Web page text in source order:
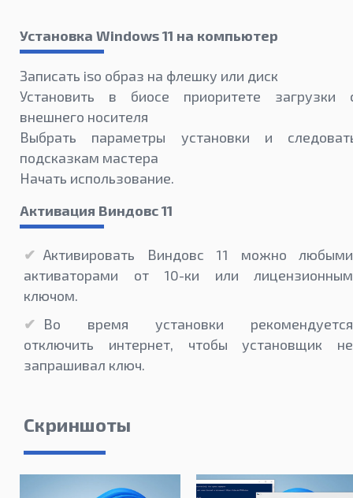
Установка Windows 11 на компьютер
Записать iso образ на флешку или диск
Установить в биосе приоритете загрузки
внешнего носителя
Выбрать параметры установки и
подсказкам мастера
Начать использование.
Активация Виндовс 11
Активировать Виндовс 11 можно любыми
активаторами от 10-ки или лицензионным
ключом.
Во время установки рекомендуется
отключить интернет, чтобы установщик не
запрашивал ключ.
Скриншоты